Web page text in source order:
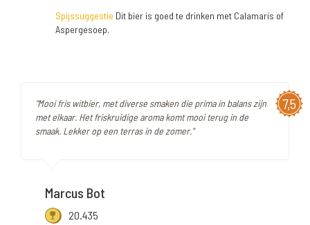
Spijssuggestie Dit bier is goed te drinken met Calamaris of
Aspergesoep.
7,5
"Mooi fris witbier, met diverse smaken die prima in balans zijn
met elkaar. Het friskruidige aroma komt mooi terug in de
smaak. Lekker op een terras in de zomer."
Marcus Bot
20.435